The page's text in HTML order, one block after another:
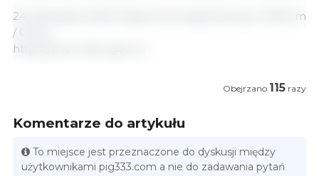
24 listopada, 2023/ Krajowa Komisja Rozwoju i Reform
/ Chiny.
https://www.ndrc.gov.cn
Obejrzano 115 razy
Komentarze do artykułu
To miejsce jest przeznaczone do dyskusji między
użytkownikami pig333.com a nie do zadawania pytań